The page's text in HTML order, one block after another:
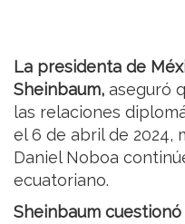
La presidenta de
Sheinbaum, aseguró
las relaciones
el 6 de abril de 2024,
Daniel Noboa
ecuatoriano.
Sheinbaum